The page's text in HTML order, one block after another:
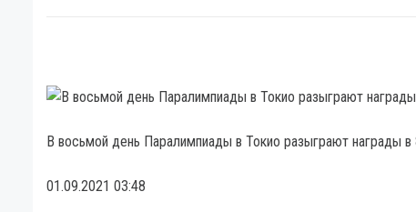
В восьмой день Паралимпиады в Токио разыграют награды в
01.09.2021 03:48